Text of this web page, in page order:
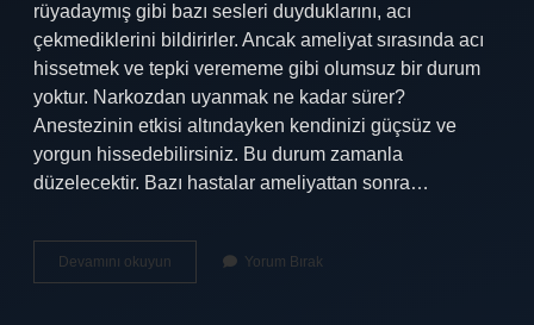
rüyadaymış gibi bazı sesleri duyduklarını, acı
çekmediklerini bildirirler. Ancak ameliyat sırasında acı
hissetmek ve tepki verememe gibi olumsuz bir durum
yoktur. Narkozdan uyanmak ne kadar sürer?
Anestezinin etkisi altındayken kendinizi güçsüz ve
yorgun hissedebilirsiniz. Bu durum zamanla
düzelecektir. Bazı hastalar ameliyattan sonra…
Devamını okuyun Narkozdan
Uyanılır
Yorum Bırak